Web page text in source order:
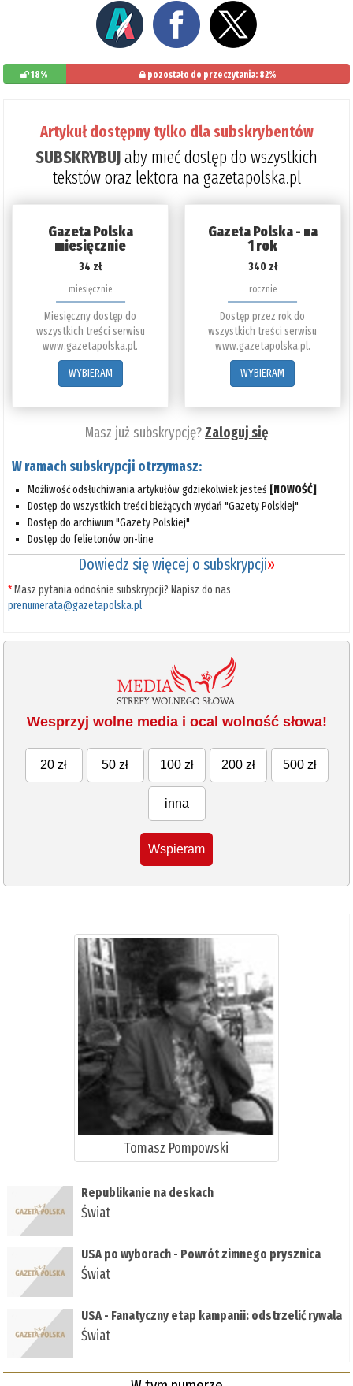
18% pozostało do przeczytania: 82%
Artykuł dostępny tylko dla subskrybentów
SUBSKRYBUJaby mieć dostęp do wszystkich
tekstów oraz lektora na gazetapolska.pl
Gazeta Polska
miesięcznie
34 zł
miesięcznie
Miesięczny dostęp do
wszystkich treści serwisu
www.gazetapolska.pl.
WYBIERAM
Gazeta Polska - na
1 rok
340 zł
rocznie
Dostęp przez rok do
wszystkich treści serwisu
www.gazetapolska.pl.
WYBIERAM
Masz już subskrypcję?Zaloguj się
W ramach subskrypcji otrzymasz:
Możliwość odsłuchiwania artykułów gdziekolwiek jesteś [NOWOŚĆ]
Dostęp do wszystkich treści bieżących wydań "Gazety Polskiej"
Dostęp do archiwum "Gazety Polskiej"
Dostęp do felietonów on-line
Dowiedz się więcej o subskrypcji»
*Masz pytania odnośnie subskrypcji? Napisz do nas
prenumerata@gazetapolska.pl
Wesprzyj wolne media i ocal wolność słowa!
20 zł 50 zł 100 zł 200 zł 500 zł
inna
Wspieram
Tomasz Pompowski
Republikanie na deskach
Świat
USA po wyborach - Powrót zimnego prysznica
Świat
USA - Fanatyczny etap kampanii: odstrzelić rywala
Świat